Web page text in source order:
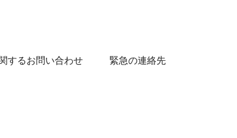
するお問い合わせ 緊急の連絡先